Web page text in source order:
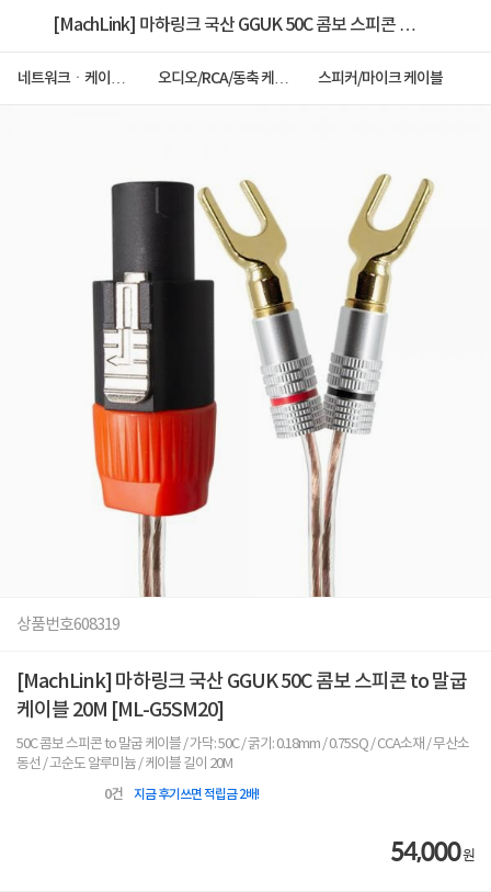
[MachLink] 마하링크 국산 GGUK 50C 콤보 스피콘 to
네트워크ㆍ케이블
오디오/RCA/동축 케이
스피커/마이크 케이블
상품번호608319
[MachLink] 마하링크 국산 GGUK 50C 콤보 스피콘 to 말굽
케이블 20M [ML-G5SM20]
50C 콤보 스피콘 to 말굽 케이블 / 가닥: 50C / 굵기: 0.18mm / 0.75SQ / CCA소재 / 무산소
동선 / 고순도 알루미늄 / 케이블 길이 20M
0건 지금 후기쓰면 적립금 2배!
54,000원